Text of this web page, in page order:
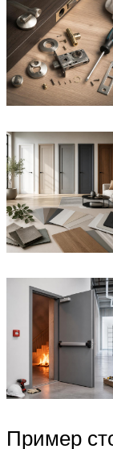
Пример